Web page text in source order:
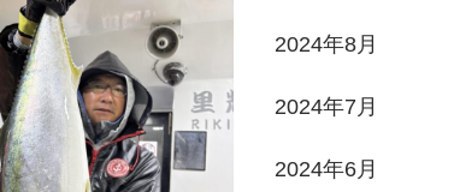
2024年8月
2024年7月
2024年6月